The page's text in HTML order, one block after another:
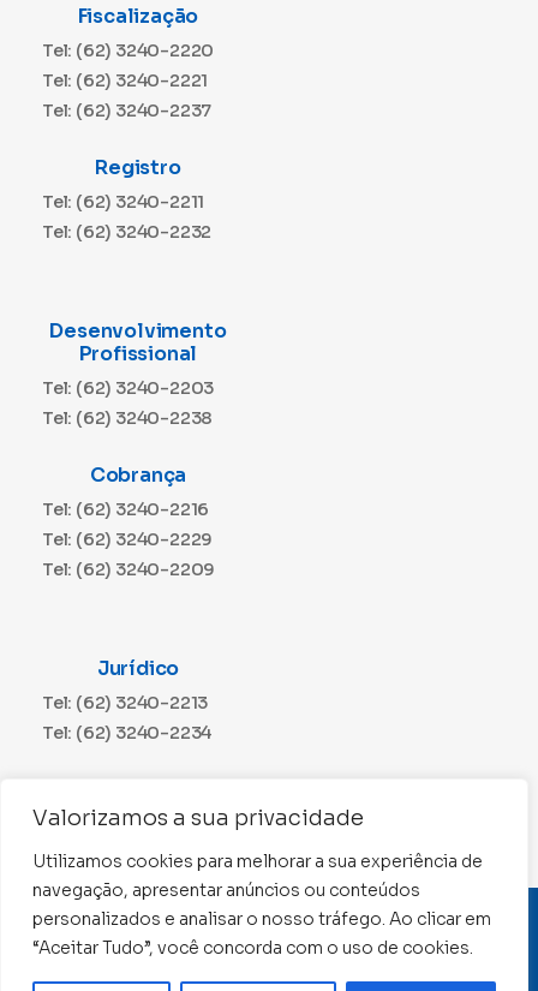
Valorizamos a sua privacidade
Utilizamos cookies para melhorar a sua experiência de
navegação, apresentar anúncios ou conteúdos
personalizados e analisar o nosso tráfego. Ao clicar em
“Aceitar Tudo”, você concorda com o uso de cookies.
Fiscalização
Tel: (62) 3240-2220
Tel: (62) 3240-2221
Tel: (62) 3240-2237
Registro
Tel: (62) 3240-2211
Tel: (62) 3240-2232
Desenvolvimento
Profissional
Tel: (62) 3240-2203
Tel: (62) 3240-2238
Cobrança
Tel: (62) 3240-2216
Tel: (62) 3240-2229
Tel: (62) 3240-2209
Jurídico
Tel: (62) 3240-2213
Tel: (62) 3240-2234
Tel: (62) 3240-2230
CNPJ: 01.015.676/0001-11
Conselho Regional de Contabilidade de Goiás 2022 –
Todos os direitos reservados